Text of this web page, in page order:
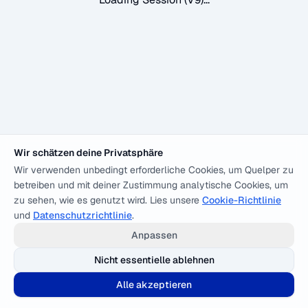
Wir schätzen deine Privatsphäre
Wir verwenden unbedingt erforderliche Cookies, um Quelper zu
betreiben und mit deiner Zustimmung analytische Cookies, um
zu sehen, wie es genutzt wird. Lies unsere Cookie-Richtlinie
und Datenschutzrichtlinie.
Anpassen
Nicht essentielle ablehnen
Alle akzeptieren